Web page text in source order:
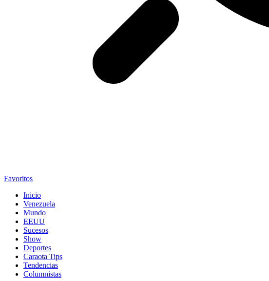
Favoritos
Inicio
Venezuela
Mundo
EEUU
Sucesos
Show
Deportes
Caraota Tips
Tendencias
Columnistas